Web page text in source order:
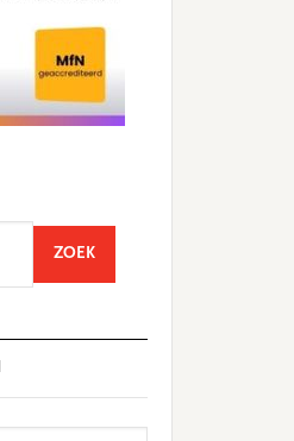
ZOEKSEARCH